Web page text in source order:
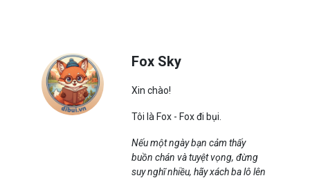
Fox Sky
Xin chào!
Tôi là Fox - Fox đi bụi.
Nếu một ngày bạn cảm thấy
buồn chán và tuyệt vọng, đừng
suy nghĩ nhiều, hãy xách ba lô lên